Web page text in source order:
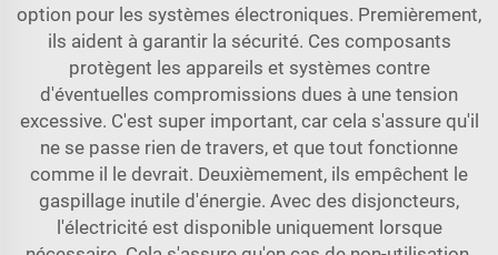
option pour les systèmes électroniques. Premièrement,
ils aident à garantir la sécurité. Ces composants
protègent les appareils et systèmes contre
d'éventuelles compromissions dues à une tension
excessive. C'est super important, car cela s'assure qu'il
ne se passe rien de travers, et que tout fonctionne
comme il le devrait. Deuxièmement, ils empêchent le
gaspillage inutile d'énergie. Avec des disjoncteurs,
l'électricité est disponible uniquement lorsque